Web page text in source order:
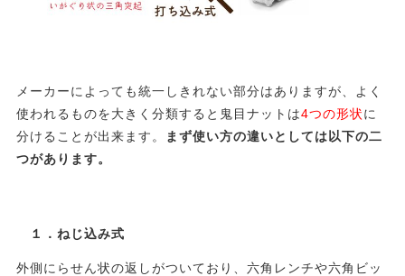
メーカーによっても統一しきれない部分はありますが、よく
使われるものを大きく分類すると鬼目ナットは4つの形状に
分けることが出来ます。
まず使い方の違いとしては以下の二
つがあります。
１．ねじ込み式
外側にらせん状の返しがついており、六角レンチや六角ビッ